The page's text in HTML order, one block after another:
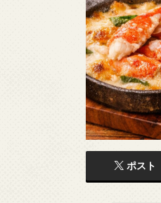
ポスト